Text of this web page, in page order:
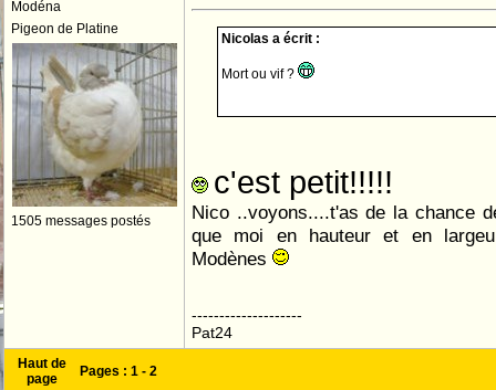
Modéna
Pigeon de Platine
1505 messages postés
Nicolas a écrit :
Mort ou vif ?
c'est petit!!!!!
Nico ..voyons....t'as de la chance
que moi en hauteur et en
Modènes
--------------------
Pat24
Haut de
page
Pages : 1 - 2